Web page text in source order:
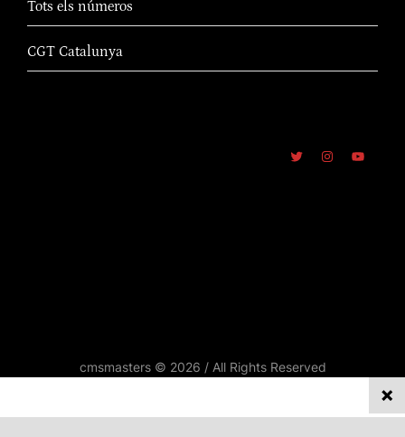
Tots els números
CGT Catalunya
cmsmasters © 2026 / All Rights Reserved